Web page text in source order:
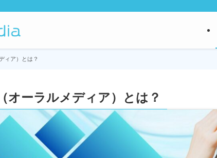
ィア）とは？
オーラルメディア）とは？